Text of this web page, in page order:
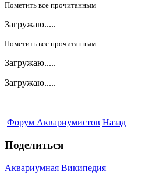
Пометить все прочитанным
Загружаю.....
Пометить все прочитанным
Загружаю.....
Загружаю.....
Форум Аквариумистов Назад
Поделиться
Аквариумная Википедия